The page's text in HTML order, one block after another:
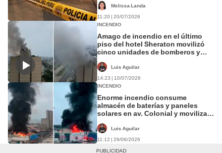
Melissa Landa
11:20 | 20/07/2026
INCENDIO
Amago de incendio en el último
piso del hotel Sheraton movilizó
cinco unidades de bomberos y
Luis Aguilar
14:23 | 10/07/2026
INCENDIO
Enorme incendio consume
almacén de baterías y paneles
solares en av. Colonial y moviliza
bomberos
Luis Aguilar
11:12 | 29/06/2026